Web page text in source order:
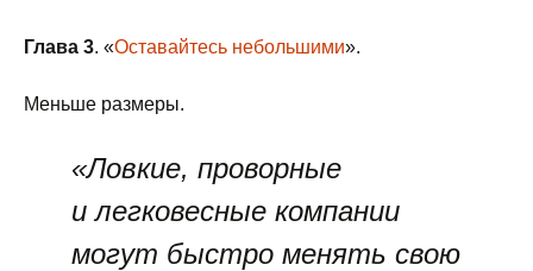
Глава 3. «Оставайтесь небольшими».
Меньше размеры.
«Ловкие, проворные
и легковесные компании
могут быстро менять свою